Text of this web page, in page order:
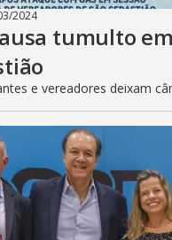
2024
tumulto
e vereadores deixam